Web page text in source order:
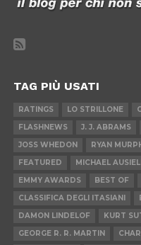
TAG PIÙ USATI
RATINGS LO STRILLONE
FLASHNEWS
J. J. ABRAMS
JOSS WHEDON
RYAN
FEATURED
MICHAEL
EMMY AWARDS
BEST OF
CLASSIFICA DEGLI ITASIANI
DAMON LINDELOF
KURT
GEORGE R. R. MARTIN